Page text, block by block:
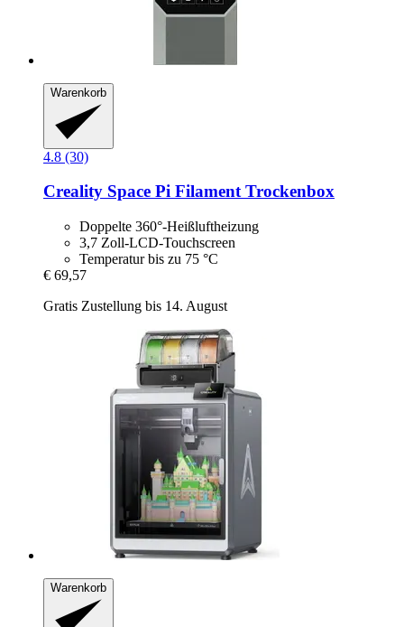
Warenkorb
4.8 (30)
Creality Space Pi Filament Trockenbox
Doppelte 360°-Heißluftheizung
3,7 Zoll-LCD-Touchscreen
Temperatur bis zu 75 °C
€ 69,57
Gratis Zustellung bis 14. August
Warenkorb